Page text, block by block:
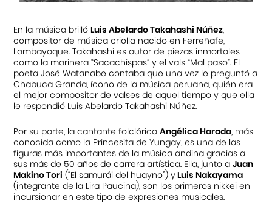
En la música brillóLuis Abelardo Takahashi Núñez,
compositor de música criolla nacido en Ferreñafe,
Lambayaque. Takahashi es autor de piezas inmortales
como la marinera “Sacachispas” y el vals “Mal paso”. El
poeta José Watanabe contaba que una vez le preguntó a
Chabuca Granda, ícono de la música peruana, quién era
el mejor compositor de valses de aquel tiempo y que ella
le respondió Luis Abelardo Takahashi Núñez.
Por su parte, la cantante folclóricaAngélica Harada, más
conocida como la Princesita de Yungay, es una de las
figuras más importantes de la música andina gracias a
sus más de 50 años de carrera artística. Ella, junto aJuan
Makino Tori (“El samurái del huayno”) yLuis Nakayama
(integrante de la Lira Paucina), son los primeros nikkei en
incursionar en este tipo de expresiones musicales.